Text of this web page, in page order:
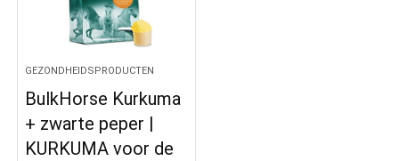
GEZONDHEIDSPRODUCTEN
BulkHorse Kurkuma
+ zwarte peper |
KURKUMA voor de